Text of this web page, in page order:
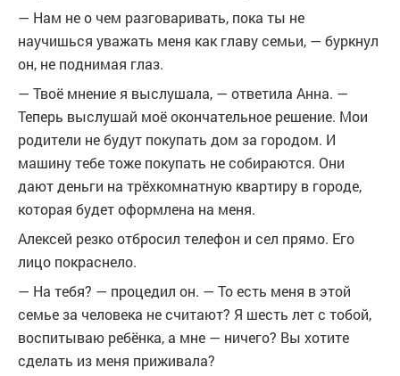
— Нам не о чем разговаривать, пока ты не
научишься уважать меня как главу семьи, — буркнул
он, не поднимая глаз.
— Твоё мнение я выслушала, — ответила Анна. —
Теперь выслушай моё окончательное решение. Мои
родители не будут покупать дом за городом. И
машину тебе тоже покупать не собираются. Они
дают деньги на трёхкомнатную квартиру в городе,
которая будет оформлена на меня.
Алексей резко отбросил телефон и сел прямо. Его
лицо покраснело.
— На тебя? — процедил он. — То есть меня в этой
семье за человека не считают? Я шесть лет с тобой,
воспитываю ребёнка, а мне — ничего? Вы хотите
сделать из меня приживала?